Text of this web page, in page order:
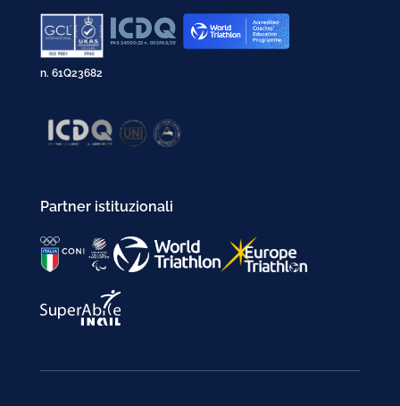
n. 61Q23682
Partner istituzionali